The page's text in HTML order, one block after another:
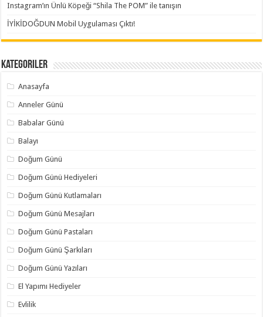
Instagram’ın Ünlü Köpeği “Shila The POM” ile tanışın
İYİKİDOĞDUN Mobil Uygulaması Çıktı!
Kategoriler
Anasayfa
Anneler Günü
Babalar Günü
Balayı
Doğum Günü
Doğum Günü Hediyeleri
Doğum Günü Kutlamaları
Doğum Günü Mesajları
Doğum Günü Pastaları
Doğum Günü Şarkıları
Doğum Günü Yazıları
El Yapımı Hediyeler
Evlilik